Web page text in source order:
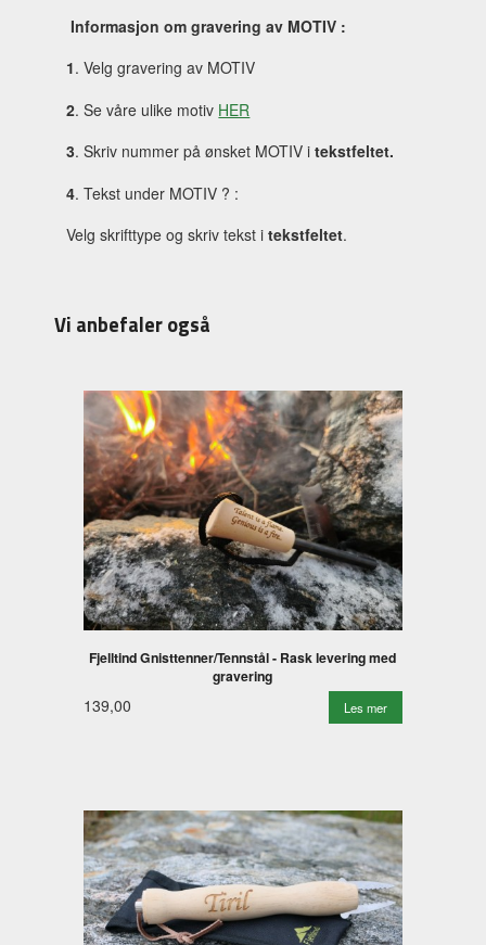
Informasjon om gravering av MOTIV :
1. Velg gravering av MOTIV
2. Se våre ulike motiv HER
3. Skriv nummer på ønsket MOTIV itekstfeltet.
4. Tekst under MOTIV ? :
Velg skrifttype og skriv tekst itekstfeltet.
Vi anbefaler også
Fjelltind Gnisttenner/Tennstål - Rask levering med
gravering
139,00 Les mer